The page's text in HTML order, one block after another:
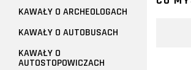
KAWAŁY O ARCHEOLOGACH
KAWAŁY O AUTOBUSACH
KAWAŁY O
AUTOSTOPOWICZACH